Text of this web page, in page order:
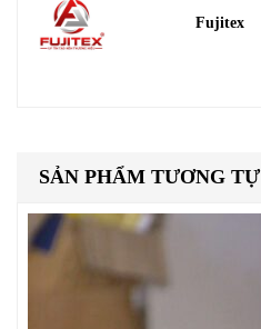
Fujitex
SẢN PHẨM TƯƠNG TỰ